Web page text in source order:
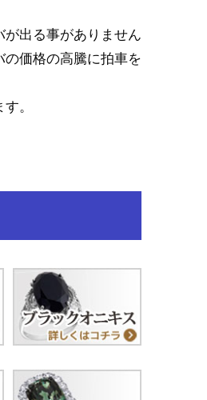
出る事がありません
価格の高騰に拍車を
。